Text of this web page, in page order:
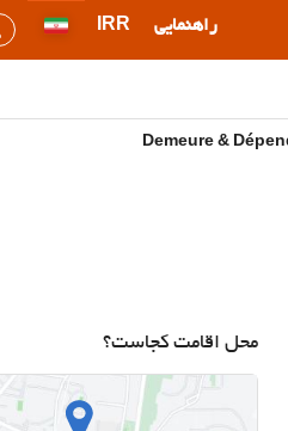
راهنمایی IRR
محل اقامت کجاست؟